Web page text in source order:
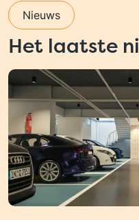
Nieuws
Het laatste